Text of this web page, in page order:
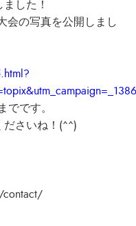
した！
会の写真を公開しまし
です。
さいね！(^^)
contact/